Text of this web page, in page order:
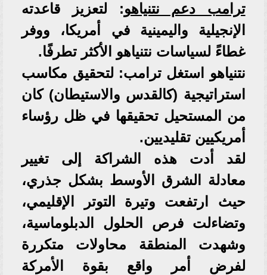
ترامب دعم نتنياهو: لتعزيز قاعدته
الإنجيلية واليمينية في أمريكا، ووفر
غطاءً لسياسات نتنياهو الأكثر تطرفًا.
​نتنياهو استغل ترامب: لتحقيق مكاسب
استراتيجية (كالقدس والاستيطان) كان
من المستحيل تحقيقها في ظل رؤساء
أمريكيين تقليديين.
​لقد أدت هذه الشراكة إلى تغيير
معادلة الشرق الأوسط بشكل جذري،
حيث ارتفعت وتيرة التوتر الإقليمي،
وتضاءلت فرص الحلول الدبلوماسية،
وشهدت المنطقة محاولات متكررة
لفرض أمر واقع بقوة الأمركة